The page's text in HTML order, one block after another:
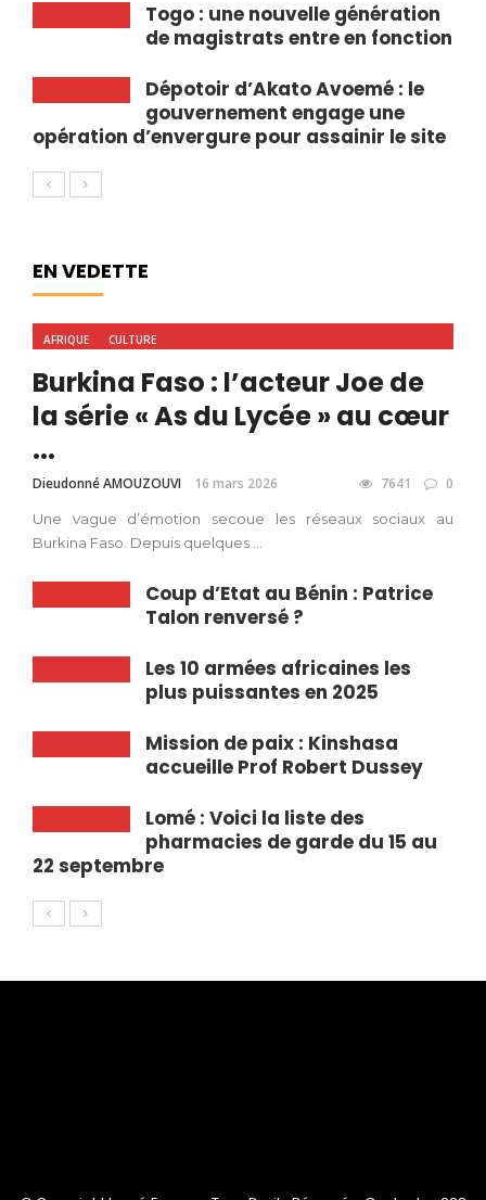
Togo : une nouvelle génération
de magistrats entre en fonction
Dépotoir d’Akato Avoemé : le
gouvernement engage une
opération d’envergure pour assainir le site
EN VEDETTE
AFRIQUE CULTURE
Burkina Faso : l’acteur Joe de
la série « As du Lycée » au cœur
...
Dieudonné AMOUZOUVI 16 mars 2026 7641 0
Une vague d’émotion secoue les réseaux sociaux au
Burkina Faso. Depuis quelques ...
Coup d’Etat au Bénin : Patrice
Talon renversé ?
Les 10 armées africaines les
plus puissantes en 2025
Mission de paix : Kinshasa
accueille Prof Robert Dussey
Lomé : Voici la liste des
pharmacies de garde du 15 au
22 septembre